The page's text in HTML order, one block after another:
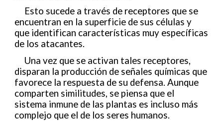
Esto sucede a través de receptores que se
encuentran en la superficie de sus células y
que identifican características muy específicas
de los atacantes.
Una vez que se activan tales receptores,
disparan la producción de señales químicas que
favorece la respuesta de su defensa. Aunque
comparten similitudes, se piensa que el
sistema inmune de las plantas es incluso más
complejo que el de los seres humanos.